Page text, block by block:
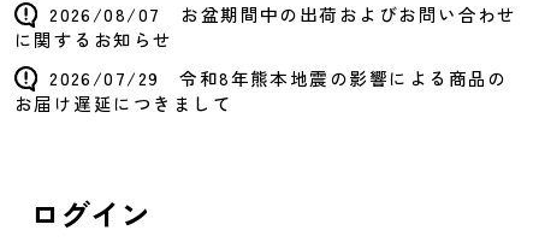
2026/08/07 お盆期間中の出荷およびお問い合わせ
に関するお知らせ
2026/07/29 令和8年熊本地震の影響による商品の
お届け遅延につきまして
ログイン